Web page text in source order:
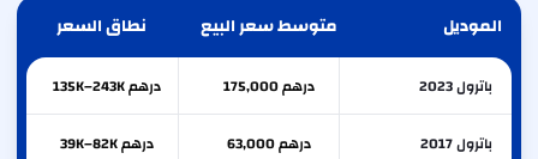
الموديل متوسط سعر البيع نطاق السعر
باترول 2023 درهم 175,000 درهم 135K–243K
باترول 2017 درهم 63,000 درهم 39K–82K